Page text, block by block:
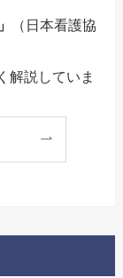
（日本看護協
解説していま